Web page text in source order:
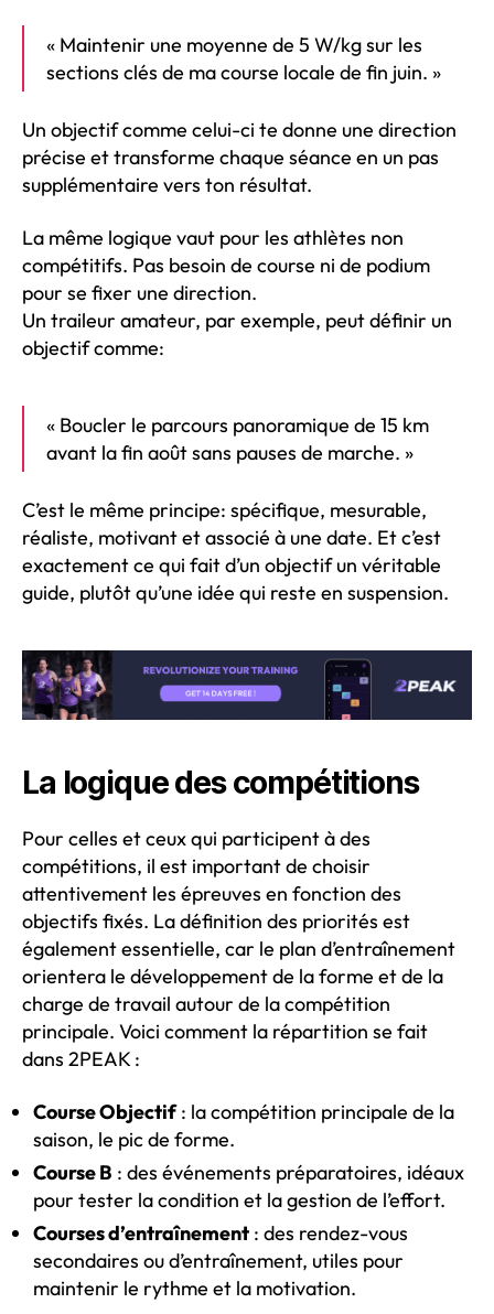
« Maintenir une moyenne de 5 W/kg sur les
sections clés de ma course locale de fin juin. »
Un objectif comme celui-ci te donne une direction
précise et transforme chaque séance en un pas
supplémentaire vers ton résultat.
La même logique vaut pour les athlètes non
compétitifs. Pas besoin de course ni de podium
pour se fixer une direction.
Un traileur amateur, par exemple, peut définir un
objectif comme:
« Boucler le parcours panoramique de 15 km
avant la fin août sans pauses de marche. »
C’est le même principe: spécifique, mesurable,
réaliste, motivant et associé à une date. Et c’est
exactement ce qui fait d’un objectif un véritable
guide, plutôt qu’une idée qui reste en suspension.
La logique des compétitions
Pour celles et ceux qui participent à des
compétitions, il est important de choisir
attentivement les épreuves en fonction des
objectifs fixés. La définition des priorités est
également essentielle, car le plan d’entraînement
orientera le développement de la forme et de la
charge de travail autour de la compétition
principale. Voici comment la répartition se fait
dans 2PEAK :
Course Objectif: la compétition principale de la
saison, le pic de forme.
Course B : des événements préparatoires, idéaux
pour tester la condition et la gestion de l’effort.
Courses d’entraînement : des rendez-vous
secondaires ou d’entraînement, utiles pour
maintenir le rythme et la motivation.